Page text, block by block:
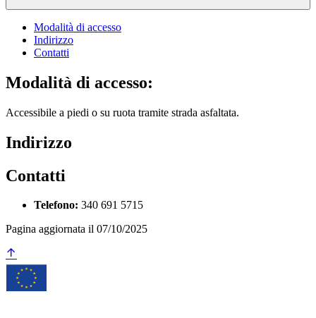
Modalità di accesso
Indirizzo
Contatti
Modalità di accesso:
Accessibile a piedi o su ruota tramite strada asfaltata.
Indirizzo
Contatti
Telefono: 340 691 5715
Pagina aggiornata il 07/10/2025